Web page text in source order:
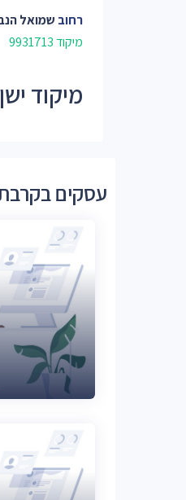
רחוב שמואל
מיקוד 9931713
מיקוד
עסקים